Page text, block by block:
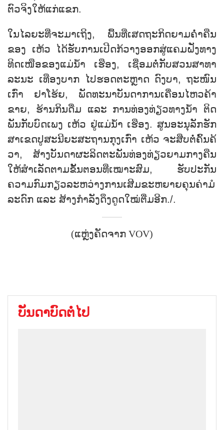
ຕົວ​ຈິງ​ໃຫ້​ແກ່​ແຂກ.
ໃນ​ໄລ​ຍະ​ທີ່​ຈະ​ມາ​ເຖິງ, ພື້ນ​ທີ່ເສດ​ຖະ​ກິດ​ຍາມ​ຄ່ຳ​ຄືນ​
ຂອງ ເຫ້ວ ​ໄດ້​ຮັບ​ການ​ເປີດ​ກ້​ວາງ​ອອກ​ສູ່​ແຄມຝັ່ງ​​ທາງ​
ທິດ​ເໜືອ​ຂອງແມ່​ນ້ຳ ​ເຮືອງ, ເຊື່ອມ​ຕໍ່​ກັບ​ສວນ​ສາ​ທາ​
ລະ​ນະ ເທືອງ​ບາກ ໄປຮອດ​ຕະຫຼາດ ດົງ​ບາ, ຖະ​ໜົນ​
ເກົ່າ ຢາ​ໂຮ້ຍ, ພັດ​ທະ​ນາ​ບັນ​ດາ​ການ​ເຄື່ອນ​ໄຫວ​ຄ້າ​
ຂາຍ, ຮ້ານ​ກິນ​ດື່ມ ແລະ ການ​ທ່ອງ​ທ່ຽວ​ທາງ​ນ້ຳ ຕິດ​
ພັນ​ກັບ​ບົດເພງ ເຫ້ວ ຢູ່​ແມ່​ນ້ຳ ເຮືອງ.​ ສູນ​ອະ​ນຸ​ລັກ​ຮັກ​
ສາ​ເຂດ​ປູສະ​ນີ​ຍະ​ສະ​ຖານ​ກຸງ​ເກົ່າ ເຫ້ວ ຈະ​ສືບ​ຕໍ່​ຄົ້ນ​ຄ້​
ວາ, ສ້າງ​ບັນ​ດາ​ຜະ​ລິດ​ຕະ​ພັນ​ທ່ອງ​ທ່ຽວ​ຍາມ​ກາງ​ຄືນ
ໃຫ້​ສຳ​ເລັດຕາມ​ຂັ້ນ​ຕອນ​ທີ່​ເໝາະ​ສົມ, ຮັບ​ປະ​ກັນ​
ຄວາມ​ກົມ​ກຽວ​ລະ​ຫວ່າງ​ການ​ເສີມ​ຂະ​ຫຍາຍ​ຄຸນ​ຄ່າ​ມໍ​
ລະ​ດົກ ແລະ ສ້າງ​ກຳ​ລັງ​ດຶງ​ດູດ​ໃໝ່​ຕື່ມ​ອີກ./.
(ແຫຼ່ງຄັດຈາກ VOV)
ບັນດາບົດຕໍ່ໄປ